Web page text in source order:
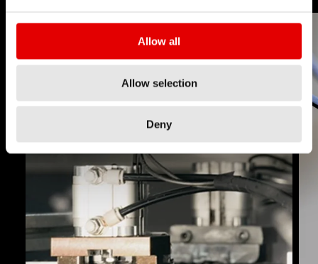
Allow all
Allow selection
Deny